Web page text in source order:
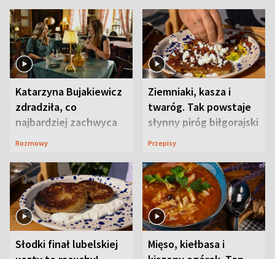
Katarzyna Bujakiewicz
zdradziła, co
najbardziej zachwyca
ją w Lublinie
Rozmowy
Ziemniaki, kasza i
twaróg. Tak powstaje
słynny piróg biłgorajski
Przepisy
Słodki finał lubelskiej
Mięso, kiełbasa i